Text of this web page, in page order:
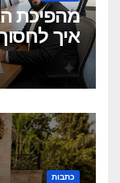
מהפיכת
איך
בלחיצת
כתבות